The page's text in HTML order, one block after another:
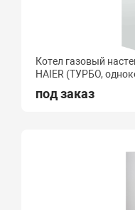
Котел газовый
HAIER (ТУРБО,
под заказ